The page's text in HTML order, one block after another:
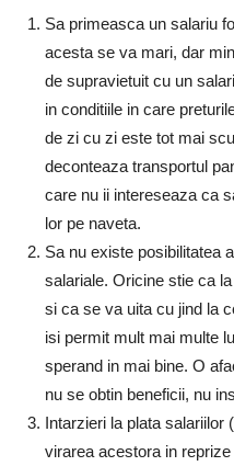
Sa primeasca un salariu
acesta se va mari, dar
de supravietuit cu un
in conditiile in care
de zi cu zi este tot mai
deconteaza transportul
care nu ii intereseaza ca
lor pe naveta.
Sa nu existe posibilitatea
salariale. Oricine stie ca
si ca se va uita cu jind la
isi permit mult mai multe
sperand in mai bine. O
nu se obtin beneficii, nu
Intarzieri la plata salariilor
virarea acestora in reprize